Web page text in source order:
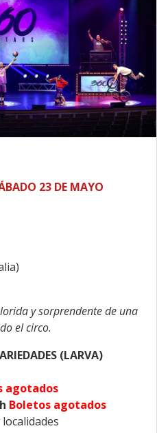
23 DE MAYO
y sorprendente de una
el circo.
(LARVA)
agotados
Boletos agotados